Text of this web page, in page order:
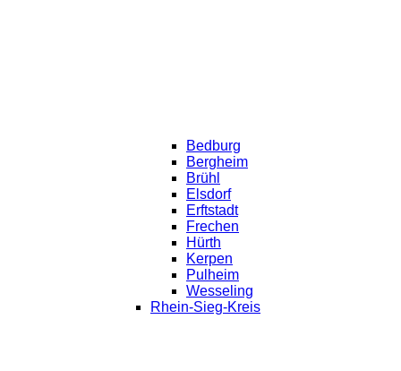
Bedburg
Bergheim
Brühl
Elsdorf
Erftstadt
Frechen
Hürth
Kerpen
Pulheim
Wesseling
Rhein-Sieg-Kreis